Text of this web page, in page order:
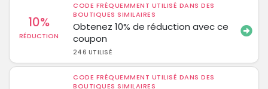
10%
RÉDUCTION
CODE FRÉQUEMMENT UTILISÉ DANS DES
BOUTIQUES SIMILAIRES
Obtenez 10% de réduction avec ce
coupon
246 UTILISÉ
CODE FRÉQUEMMENT UTILISÉ DANS DES
BOUTIQUES SIMILAIRES